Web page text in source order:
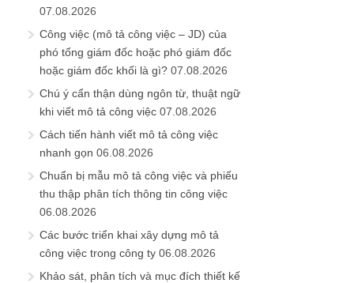
07.08.2026
Công việc (mô tả công việc – JD) của
phó tổng giám đốc hoặc phó giám đốc
hoặc giám đốc khối là gì? 07.08.2026
Chú ý cẩn thận dùng ngôn từ, thuật ngữ
khi viết mô tả công việc 07.08.2026
Cách tiến hành viết mô tả công việc
nhanh gọn 06.08.2026
Chuẩn bị mẫu mô tả công việc và phiếu
thu thập phân tích thông tin công việc
06.08.2026
Các bước triển khai xây dựng mô tả
công việc trong công ty 06.08.2026
Khảo sát, phân tích và mục đích thiết kế